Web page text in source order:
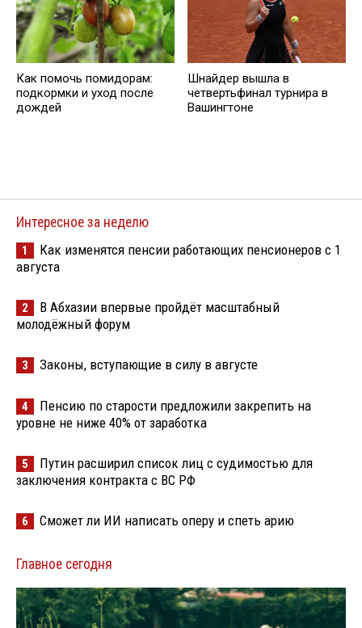
Как помочь помидорам:
подкормки и уход после
дождей
Шнайдер вышла в
четвертьфинал турнира в
Вашингтоне
Интересное за неделю
1
Как изменятся пенсии работающих пенсионеров с 1
августа
2
В Абхазии впервые пройдёт масштабный
молодёжный форум
3 Законы, вступающие в силу в августе
4
Пенсию по старости предложили закрепить на
уровне не ниже 40% от заработка
5
Путин расширил список лиц с судимостью для
заключения контракта с ВС РФ
6 Сможет ли ИИ написать оперу и спеть арию
Главное сегодня